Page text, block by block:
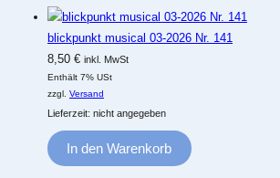
blickpunkt musical 03-2026 Nr. 141
8,50 € inkl. MwSt
Enthält 7% USt
zzgl. Versand
Lieferzeit: nicht angegeben
In den Warenkorb